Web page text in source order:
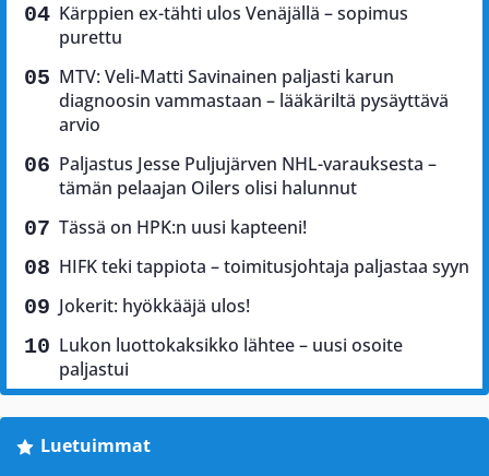
Kärppien ex-tähti ulos Venäjällä – sopimus
purettu
MTV: Veli-Matti Savinainen paljasti karun
diagnoosin vammastaan – lääkäriltä pysäyttävä
arvio
Paljastus Jesse Puljujärven NHL-varauksesta –
tämän pelaajan Oilers olisi halunnut
Tässä on HPK:n uusi kapteeni!
HIFK teki tappiota – toimitusjohtaja paljastaa syyn
Jokerit: hyökkääjä ulos!
Lukon luottokaksikko lähtee – uusi osoite
paljastui
Luetuimmat